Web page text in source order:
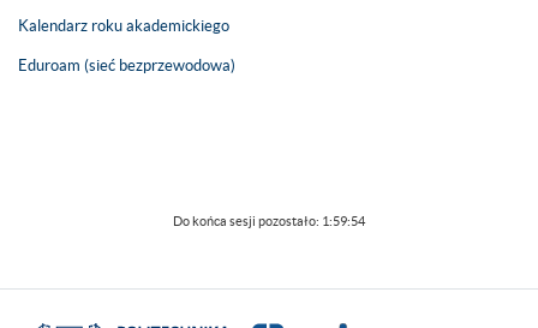
Kalendarz roku akademickiego
Eduroam (sieć bezprzewodowa)
Do końca sesji pozostało: 1:59:54